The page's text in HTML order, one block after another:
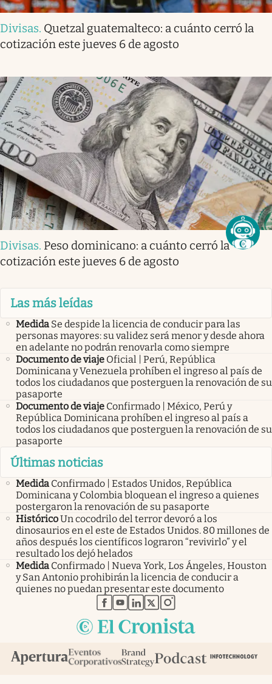
Divisas. Quetzal guatemalteco: a cuánto cerró la
cotización este jueves 6 de agosto
Divisas. Peso dominicano: a cuánto cerró la
cotización este jueves 6 de agosto
Las más leídas
Medida Se despide la licencia de conducir para las
personas mayores: su validez será menor y desde ahora
en adelante no podrán renovarla como siempre
Documento de viaje Oficial | Perú, República
Dominicana y Venezuela prohíben el ingreso al país de
todos los ciudadanos que posterguen la renovación de su
pasaporte
Documento de viaje Confirmado | México, Perú y
República Dominicana prohíben el ingreso al país a
todos los ciudadanos que posterguen la renovación de su
pasaporte
Últimas noticias
Medida Confirmado | Estados Unidos, República
Dominicana y Colombia bloquean el ingreso a quienes
postergaron la renovación de su pasaporte
HistóricoUn cocodrilo del terror devoró a los
dinosaurios en el este de Estados Unidos. 80 millones de
años después los científicos lograron “revivirlo” y el
resultado los dejó helados
Medida Confirmado | Nueva York, Los Ángeles, Houston
y San Antonio prohibirán la licencia de conducir a
quienes no puedan presentar este documento
abre en nueva pestaña
abre en nueva pestaña
abre en nueva pestaña
abre en nueva pestaña
abre en nueva pestaña